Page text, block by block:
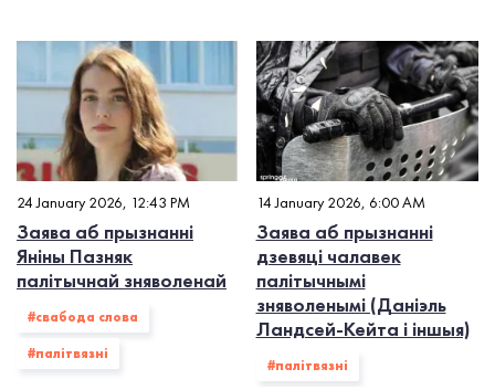
24 January 2026, 12:43 PM
Заява аб прызнанні
Яніны Пазняк
палітычнай зняволенай
#свабода слова
#палiтвязнi
14 January 2026, 6:00 AM
Заява аб прызнанні
дзевяці чалавек
палітычнымі
зняволенымі (Даніэль
Ландсей-Кейта і іншыя)
#палiтвязнi